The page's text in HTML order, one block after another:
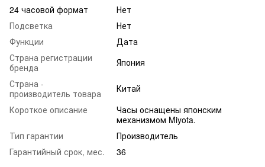
24 часовой формат
Нет
Подсветка
Нет
Функции
Дата
Страна регистрации
бренда
Япония
Страна -
производитель товара
Китай
Короткое описание
Часы оснащены японским
механизмом Miyota.
Тип гарантии
Производитель
Гарантийный срок, мес.
36